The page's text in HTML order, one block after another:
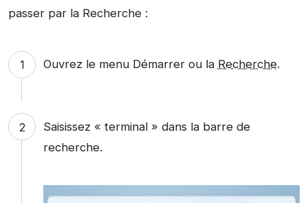
passer par la Recherche :
Ouvrez le menu Démarrer ou la Recherche.
Saisissez « terminal » dans la barre de
recherche.